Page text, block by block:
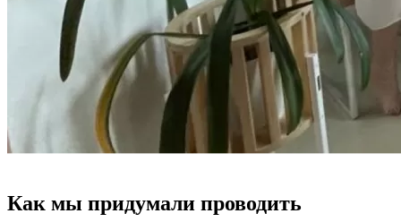
Как мы придумали проводить